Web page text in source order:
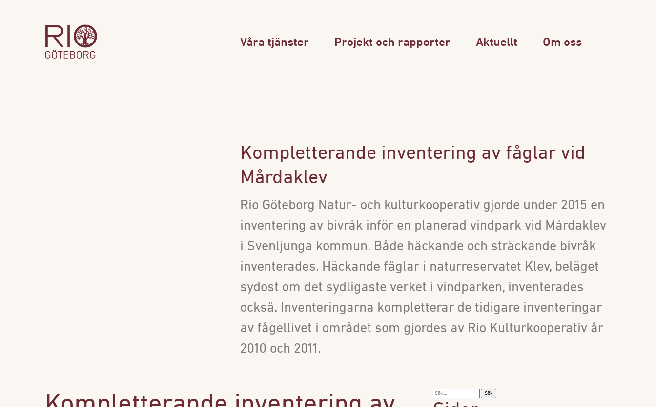
Våra tjänster Projekt och rapporter Aktuellt Om oss
Kompletterande inventering av fåglar vid
Mårdaklev
Rio Göteborg Natur- och kulturkooperativ gjorde under 2015 en
inventering av bivråk inför en planerad vindpark vid Mårdaklev
i Svenljunga kommun. Både häckande och sträckande bivråk
inventerades. Häckande fåglar i naturreservatet Klev, beläget
sydost om det sydligaste verket i vindparken, inventerades
också. Inventeringarna kompletterar de tidigare inventeringar
av fågellivet i området som gjordes av Rio Kulturkooperativ år
2010 och 2011.
Sök
efter: